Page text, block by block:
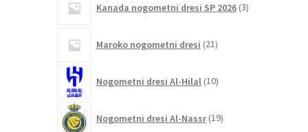
Kanada nogometni dresi SP 2026 3izdelki
Maroko nogometni dresi 21izdelkov
Nogometni dresi Al-Hilal 10izdelkov
Nogometni dresi Al-Nassr 19izdelkov